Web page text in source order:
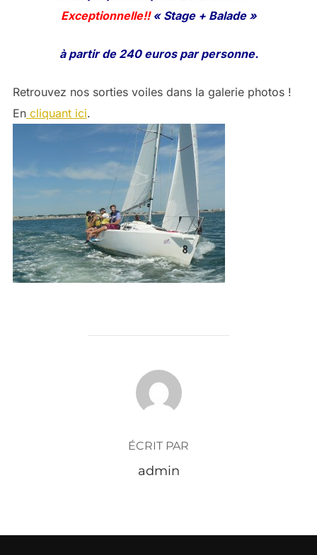
Exceptionnelle!!« Stage + Balade »
à partir de 240 euros par personne.
Retrouvez nos sorties voiles dans la galerie photos !
Encliquant ici.
AUTEUR DE LA PUBLICATION
ÉCRIT PAR
admin